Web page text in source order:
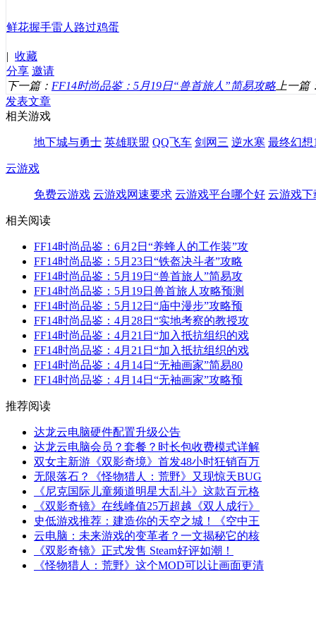
鲜花握手雷人 路过鸡蛋
| 收藏
分享 邀请
下一篇： FF14时尚品鉴：5月19日“兽首旅人”简易攻略 上一篇
发表文章
相关游戏
地下城与勇士 英雄联盟 QQ飞车 剑网三 逆水寒 最终幻想
云游戏
免费云游戏 云游戏网速要求 云游戏平台哪个好 云游戏下
相关阅读
FF14时尚品鉴：6月2日“养蜂人的工作装”攻
FF14时尚品鉴：5月23日“铁盔决斗者”攻略
FF14时尚品鉴：5月19日“兽首旅人”简易攻
FF14时尚品鉴：5月19日兽首旅人攻略预测
FF14时尚品鉴：5月12日“庙中漫步”攻略预
FF14时尚品鉴：4月28日“实地考察的教授攻
FF14时尚品鉴：4月21日“加入抵抗组织的戏
FF14时尚品鉴：4月21日“加入抵抗组织的戏
FF14时尚品鉴：4月14日“无袖画家”简易80
FF14时尚品鉴：4月14日“无袖画家”攻略预
推荐阅读
达龙云电脑硬件配置升级公告
达龙云电脑会员？套餐？时长包收费模式详解
双女主新游《双影奇境》首发48小时狂销百万
无限落石？《怪物猎人：荒野》又现惊天BUG
《尼克国际儿童频道明星大乱斗》这款百元格
《双影奇镜》在线峰值25万超越《双人成行》
史低游戏推荐：建造你的天空之城！《空中王
云电脑：未来游戏的变革者？一文揭秘它的核
《双影奇镜》正式发售 Steam好评如潮！
《怪物猎人：荒野》这个MOD可以让画面更清